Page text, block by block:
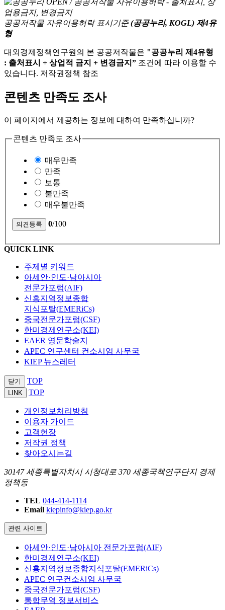
공공저작물 자유이용허락 표시기준 (공공누리, KOGL) 제4유
형
대외경제정책연구원의 본 공공저작물은 "공공누리 제4유형
: 출처표시 + 상업적 금지 + 변경금지” 조건에 따라 이용할 수
있습니다. 저작권정책 참조
콘텐츠 만족도 조사
이 페이지에서 제공하는 정보에 대하여 만족하십니까?
콘텐츠 만족도 조사
매우만족
만족
보통
불만족
매우불만족
0/100
QUICK LINK
주제별 키워드
아세안·인도·남아시아
전문가포럼(AIF)
신흥지역정보종합
지식포탈(EMERiCs)
중국전문가포럼(CSF)
한미경제연구소(KEI)
EAER 영문학술지
APEC 연구센터 컨소시엄 사무국
KIEP 뉴스레터
닫기 TOP
LINK TOP
개인정보처리방침
이용자 가이드
고객헌장
저작권 정책
찾아오시는길
30147 세종특별자치시 시청대로 370 세종국책연구단지 경제
정책동
TEL 044-414-1114
Email kiepinfo@kiep.go.kr
관련 사이트
아세안·인도·남아시아 전문가포럼(AIF)
한미경제연구소(KEI)
신흥지역정보종합지식포탈(EMERiCs)
APEC 연구컨소시엄 사무국
중국전문가포럼(CSF)
통합무역 정보서비스